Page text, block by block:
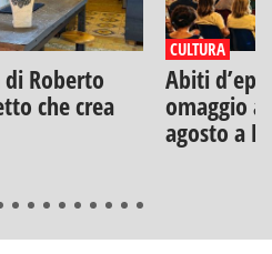
Roberto
che crea
CULTURA
Abiti
omaggio
agosto a